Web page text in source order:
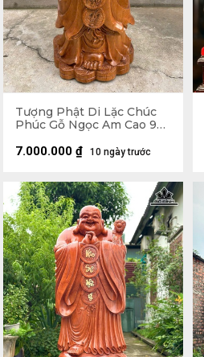
Tượng Phật Di Lặc Chúc
Phúc Gỗ Ngọc Am Cao 90
10 ngày trước
7.000.000 ₫